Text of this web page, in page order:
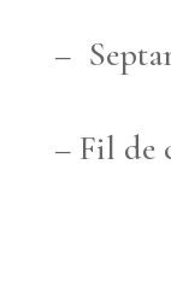
–
– Fil de